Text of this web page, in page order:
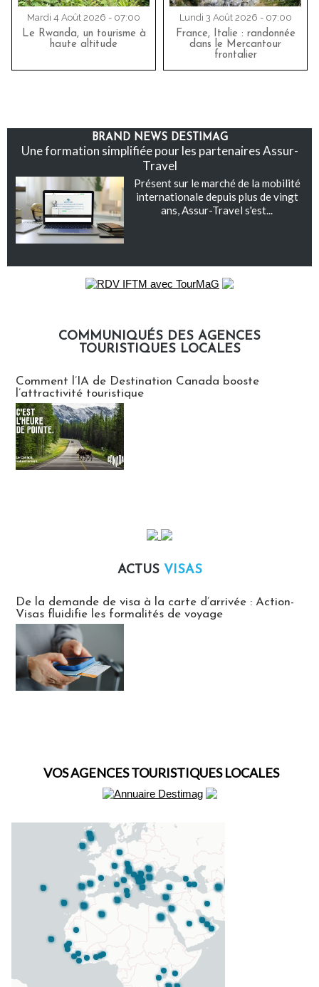
Mardi 4 Août 2026 - 07:00
Le Rwanda, un tourisme à
haute altitude
Lundi 3 Août 2026 - 07:00
France, Italie : randonnée
dans le Mercantour
frontalier
BRAND NEWS DESTIMAG
Une formation simplifiée pour les partenaires Assur-
Travel
Présent sur le marché de la mobilité
internationale depuis plus de vingt
ans, Assur-Travel s'est...
COMMUNIQUÉS DES AGENCES
TOURISTIQUES LOCALES
Comment l’IA de Destination Canada booste
l’attractivité touristique
ACTUS VISAS
De la demande de visa à la carte d’arrivée : Action-
Visas fluidifie les formalités de voyage
VOS AGENCES TOURISTIQUES LOCALES